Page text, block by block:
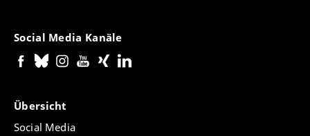
Social Media Kanäle
Übersicht
Social Media